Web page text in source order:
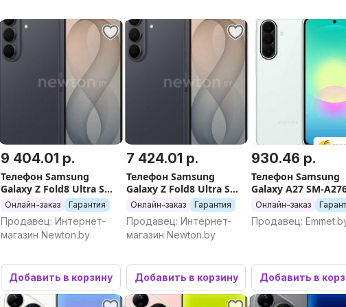
9 404.01 р.
Телефон Samsung
Galaxy Z Fold8 Ultra SM-
F976B 16GB/1TB (серый)
Онлайн-заказ Гарантия
Продавец: Интернет-
магазин Newton.by
Добавить в корзину
7 424.01 р.
Телефон Samsung
Galaxy Z Fold8 Ultra SM-
F976B 12GB/512GB
Онлайн-заказ Гарантия
Продавец: Интернет-
магазин Newton.by
Добавить в корзину
930.46 р.
Телефон Samsung
Galaxy A27 SM-
6GB/128GB
Онлайн-заказ
Продавец:
Добавить в